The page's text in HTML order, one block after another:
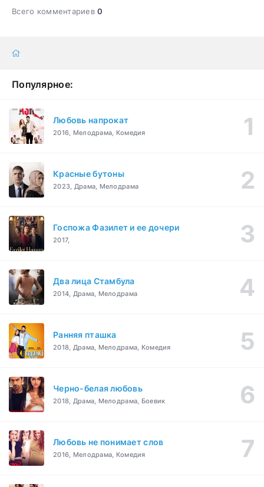
Всего комментариев0
Популярное:
Любовь напрокат
2016, Мелодрама, Комедия
Красные бутоны
2023, Драма, Мелодрама
Госпожа Фазилет и ее дочери
2017,
Два лица Стамбула
2014, Драма, Мелодрама
Ранняя пташка
2018, Драма, Мелодрама, Комедия
Черно-белая любовь
2018, Драма, Мелодрама, Боевик
Любовь не понимает слов
2016, Мелодрама, Комедия